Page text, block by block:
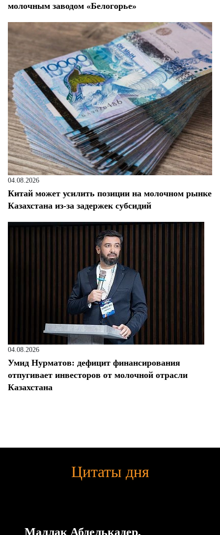
молочным заводом «Белогорье»
04.08.2026
Китай может усилить позиции на молочном рынке
Казахстана из-за задержек субсидий
04.08.2026
Умид Нурматов: дефицит финансирования
отпугивает инвесторов от молочной отрасли
Казахстана
Цитаты дня
Маллак Абделькадер,